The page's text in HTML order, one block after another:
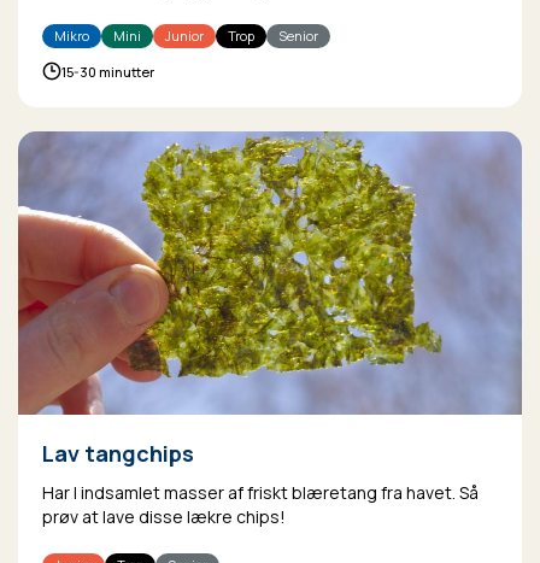
Mikro Mini Junior Trop
Senior
15-30 minutter
Lav tangchips
Har I indsamlet masser af friskt blæretang fra havet. Så
prøv at lave disse lækre chips!